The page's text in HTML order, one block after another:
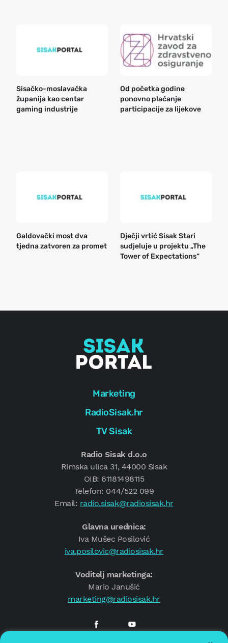
Sisačko-moslavačka
županija kao centar
gaming industrije
Od početka godine
ponovno plaćanje
participacije za lijekove
Galdovački most dva
tjedna zatvoren za promet
Dječji vrtić Sisak Stari
sudjeluje u projektu „The
Tower of Expectations“
Marketing
RadioSisak.hr
TV Sisak
Radio Sisak d.o.o
Rimska ulica 31, 44000 Sisak
OIB: 61181498115
Telefon: 044/522 099
Email: radio.sisak@radiosisak.hr
Glavna urednica:
Iva Mušec Posilović
iva.posilovic@radiosisak.hr
Voditelj marketinga:
Mario Janušić
marketing@radiosisak.hr